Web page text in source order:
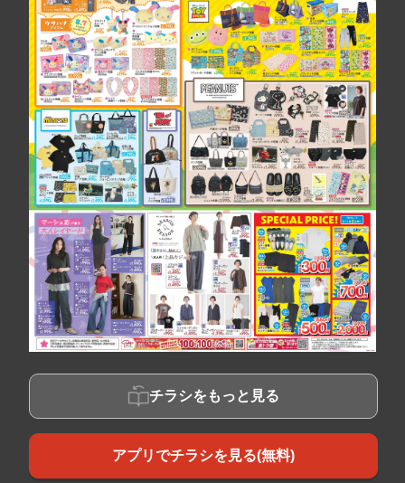
チラシをもっと見る
アプリでチラシを見る(無料)